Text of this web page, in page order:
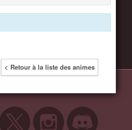
< Retour à la liste des animes